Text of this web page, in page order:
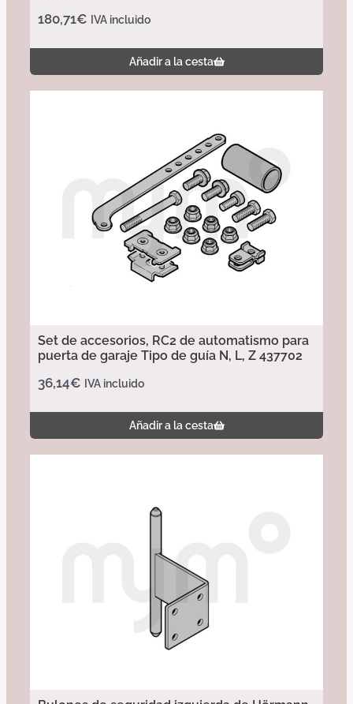
180,71€ IVA incluido
Añadir a la cesta
Set de accesorios, RC2 de automatismo para
puerta de garaje Tipo de guía N, L, Z 437702
36,14€ IVA incluido
Añadir a la cesta